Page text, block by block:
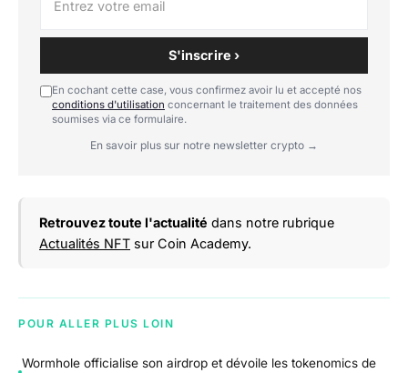
S'inscrire ›
En cochant cette case, vous confirmez avoir lu et accepté nos
conditions d'utilisation concernant le traitement des données
soumises via ce formulaire.
En savoir plus sur notre newsletter crypto →
Retrouvez toute l'actualité dans notre rubrique
Actualités NFT sur Coin Academy.
POUR ALLER PLUS LOIN
Wormhole officialise son airdrop et dévoile les tokenomics de